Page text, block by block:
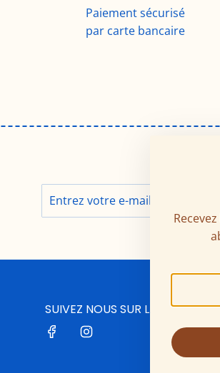
Paiement sécurisé
par carte bancaire
SUIVEZ NOUS SUR LES RÉSEAUX